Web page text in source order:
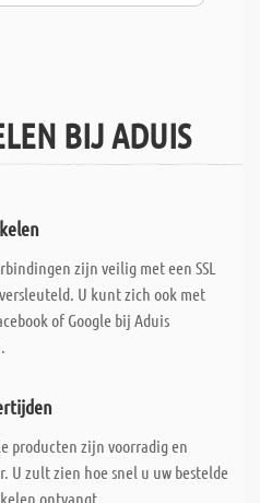
BIJ ADUIS
zijn veilig met een SSL
U kunt zich ook met
of Google bij Aduis
producten zijn voorradig en
U zult zien hoe snel u uw bestelde
ontvangt.